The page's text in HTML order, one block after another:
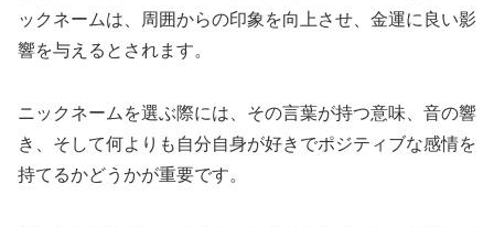
ックネームは、周囲からの印象を向上させ、金運に良い影
響を与えるとされます。
ニックネームを選ぶ際には、その言葉が持つ意味、音の響
き、そして何よりも自分自身が好きでポジティブな感情を
持てるかどうかが重要です。